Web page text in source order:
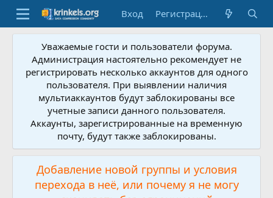
Вход Регистрация
Уважаемые гости и пользователи форума.
Администрация настоятельно рекомендует не
регистрировать несколько аккаунтов для одного
пользователя. При выявлении наличия
мультиаккаунтов будут заблокированы все
учетные записи данного пользователя.
Аккаунты, зарегистрированные на временную
почту, будут также заблокированы.
Добавление новой группы и условия
перехода в неё, или почему я не могу